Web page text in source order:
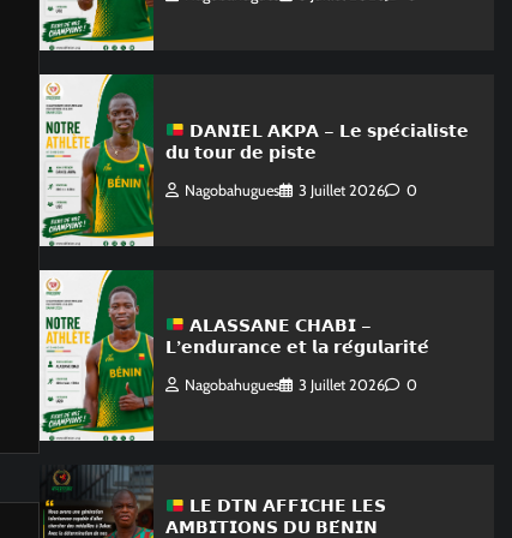
𝗗𝗔𝗡𝗜𝗘𝗟 𝗔𝗞𝗣𝗔 – 𝗟𝗲 𝘀𝗽𝗲́𝗰𝗶𝗮𝗹𝗶𝘀𝘁𝗲
𝗱𝘂 𝘁𝗼𝘂𝗿 𝗱𝗲 𝗽𝗶𝘀𝘁𝗲
Nagobahugues 3 Juillet 2026 0
𝗔𝗟𝗔𝗦𝗦𝗔𝗡𝗘 𝗖𝗛𝗔𝗕𝗜 –
𝗟’𝗲𝗻𝗱𝘂𝗿𝗮𝗻𝗰𝗲 𝗲𝘁 𝗹𝗮 𝗿𝗲́𝗴𝘂𝗹𝗮𝗿𝗶𝘁𝗲́
Nagobahugues 3 Juillet 2026 0
𝗟𝗘 𝗗𝗧𝗡 𝗔𝗙𝗙𝗜𝗖𝗛𝗘 𝗟𝗘𝗦
𝗔𝗠𝗕𝗜𝗧𝗜𝗢𝗡𝗦 𝗗𝗨 𝗕𝗘́𝗡𝗜𝗡